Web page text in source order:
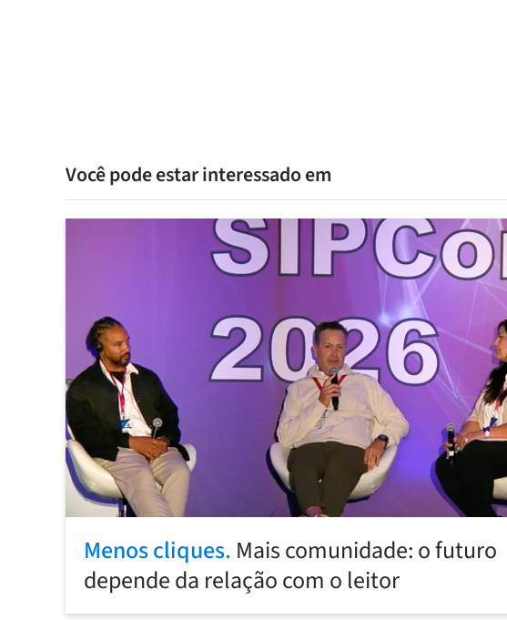
Você pode estar interessado em
Menos cliques. Mais comunidade: o futuro
depende da relação com o leitor